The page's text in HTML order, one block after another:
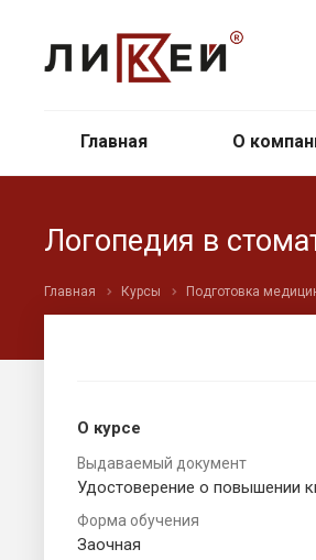
Главная О
Логопедия в
Главная Курсы Подготовка
О курсе
Выдаваемый документ
Удостоверение о повышении
Форма обучения
Заочная